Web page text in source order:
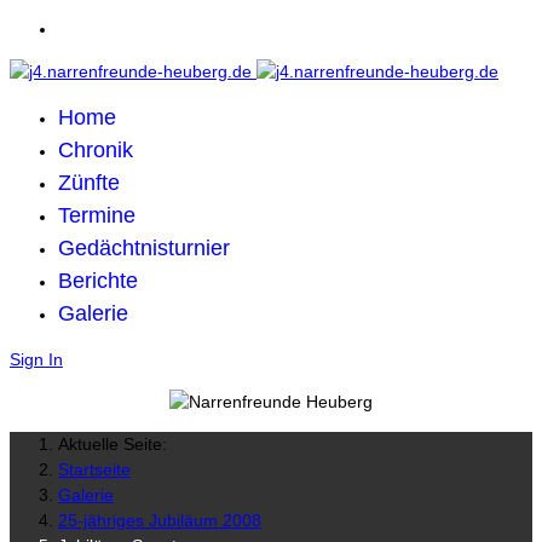
Home
Chronik
Zünfte
Termine
Gedächtnisturnier
Berichte
Galerie
Sign In
Aktuelle Seite:
Startseite
Galerie
25-jähriges Jubiläum 2008